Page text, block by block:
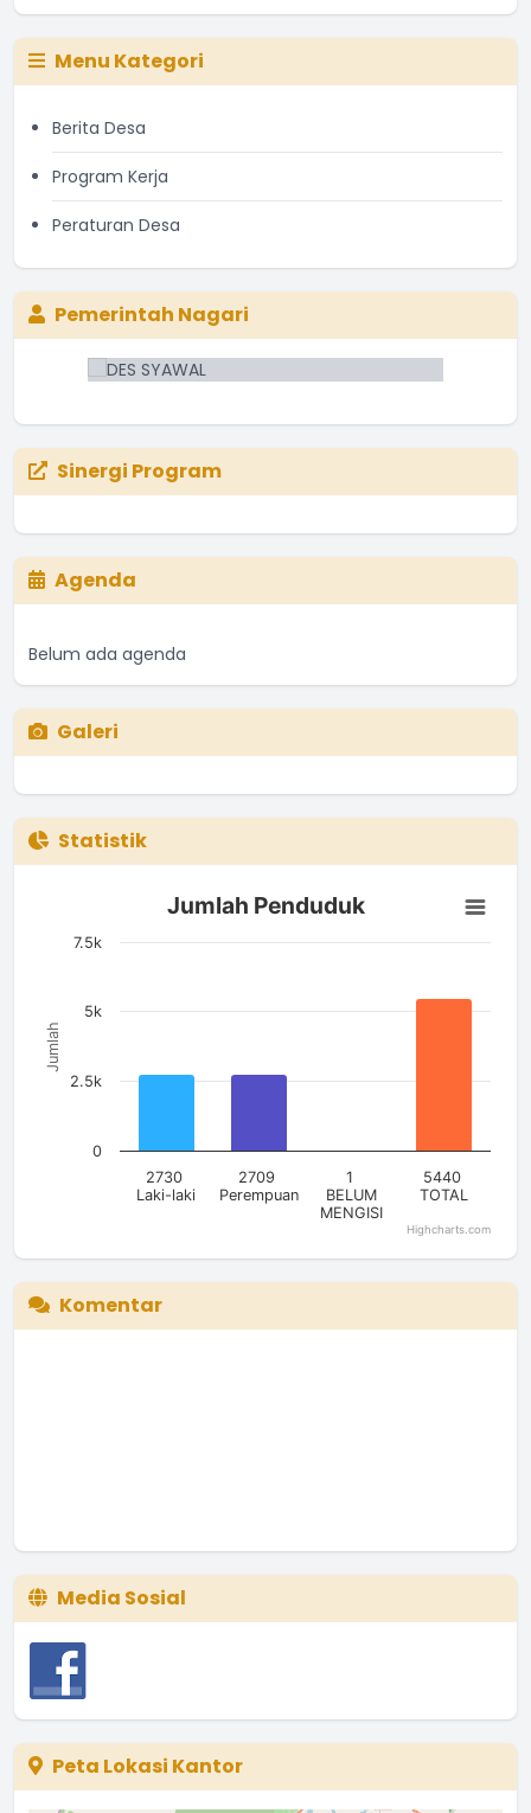
Menu Kategori
Berita Desa
Program Kerja
Peraturan Desa
Pemerintah Nagari
Sinergi Program
Agenda
Belum ada agenda
Galeri
Statistik
Jumlah Penduduk
Bar chart with 4 bars.
The chart has 1 X axis displaying categories.
Jumlah
Jumlah Penduduk
2730
Laki-laki
2709
Perempuan
1
BELUM
MENGISI
5440
TOTAL
0
2.5k
5k
7.5k
Highcharts.com
Komentar
Media Sosial
Peta Lokasi Kantor